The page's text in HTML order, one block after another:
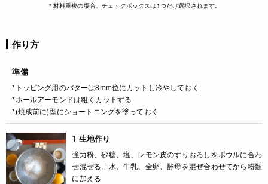
＊材料重複の場合、チェックボックスは1つだけ選択されます。
作り方
準備
*トッピング用のバターは8mm位にカットし冷やしておく
*ホールアーモンドは粗くカットする
*(焼成前に)型にショートニングを塗っておく
1 生地作り
強力粉、砂糖、塩、レモン皮のすりおろしをボウルに合わ
せ混ぜる。水、牛乳、全卵、酵母を混ぜ合わせてから粉類
に加える